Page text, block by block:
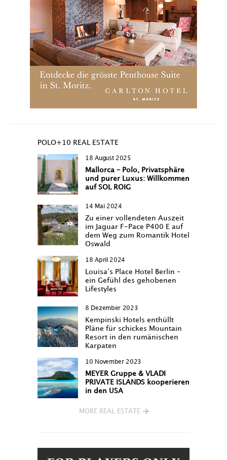
POLO+10 REAL ESTATE
18 August 2025
Mallorca – Polo, Privatsphäre
und purer Luxus: Willkommen
auf SOL ROIG
14 Mai 2024
Zu einer vollendeten Auszeit
im Jaguar F-Pace P400 E auf
dem Weg zum Romantik Hotel
Oswald
18 April 2024
Louisa‘s Place Hotel Berlin –
ein Gefühl des gehobenen
Lifestyles
8 Dezember 2023
Kempinski Hotels enthüllt
Pläne für schickes Mountain
Resort in den rumänischen
Karpaten
10 November 2023
MEYER Gruppe & VLADI
PRIVATE ISLANDS kooperieren
in den USA
MORE REAL ESTATE